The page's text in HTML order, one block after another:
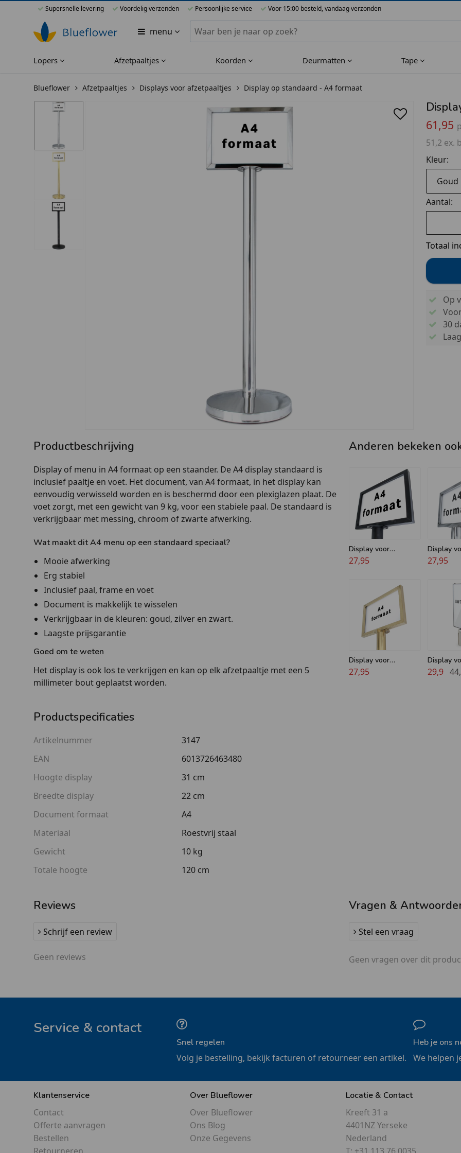
Supersnelle levering Voordelig verzenden Persoonlijke service Voor 15:00 besteld, vandaag verzonden
menu Zoeken binnen Blueflower
Lopers Afzetpaaltjes Koorden Deurmatten Tape
Blueflower Afzetpaaltjes Displays voor afzetpaaltjes Display op standaard - A4 formaat
61,95
51,2 ex.
Kleur:
Goud
Aantal:
Totaal
Op
30
Productbeschrijving
Display of menu in A4 formaat op een staander. De A4 display standaard is
inclusief paaltje en voet. Het document, van A4 formaat, in het display kan
eenvoudig verwisseld worden en is beschermd door een plexiglazen plaat. De
voet zorgt, met een gewicht van 9 kg, voor een stabiele paal. De standaard is
verkrijgbaar met messing, chroom of zwarte afwerking.
Wat maakt dit A4 menu op een standaard speciaal?
Mooie afwerking
Erg stabiel
Inclusief paal, frame en voet
Document is makkelijk te wisselen
Verkrijgbaar in de kleuren: goud, zilver en zwart.
Laagste prijsgarantie
Goed om te weten
Het display is ook los te verkrijgen en kan op elk afzetpaaltje met een 5
millimeter bout geplaatst worden.
Productspecificaties
Artikelnummer
3147
EAN
6013726463480
Hoogte display
31 cm
Breedte display
22 cm
Document formaat
A4
Materiaal
Roestvrij staal
Gewicht
10 kg
Totale hoogte
120 cm
Anderen bekeken
Display voor
afzetpaal met koord -
27,95
Display
afzetpaal
27,95
Display voor
afzetpaal met koord -
27,95
Display
29,9
Reviews
Schrijf een review
Geen reviews
Vragen &
Stel een vraag
Geen vragen over dit
Service & contact
Snel regelen
Volg je bestelling, bekijk facturen of retourneer een artikel.
Heb je ons
We helpen
Klantenservice
Contact
Offerte aanvragen
Bestellen
Over Blueflower
Over Blueflower
Ons Blog
Onze Gegevens
Locatie & Contact
Kreeft 31 a
4401NZ Yerseke
Nederland